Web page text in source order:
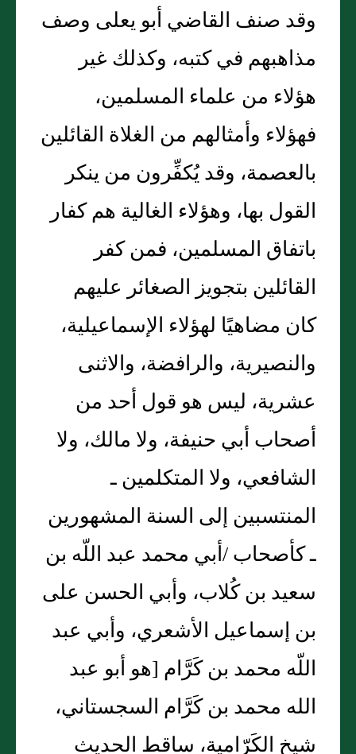
وقد صنف القاضي أبو يعلى وصف
مذاهبهم في كتبه، وكذلك غير
هؤلاء من علماء المسلمين،
فهؤلاء وأمثالهم من الغلاة القائلين
بالعصمة، وقد يُكفِّرون من ينكر
القول بها، وهؤلاء الغالية هم كفار
باتفاق المسلمين، فمن كفر
القائلين بتجويز الصغائر عليهم
كان مضاهيًا لهؤلاء الإسماعيلية،
والنصيرية، والرافضة، والاثنى
عشرية، ليس هو قول أحد من
أصحاب أبي حنيفة، ولا مالك، ولا
الشافعي، ولا المتكلمين ـ
المنتسبين إلى السنة المشهورين
ـ كأصحاب /أبي محمد عبد اللّه بن
سعيد بن كُلاب، وأبي الحسن على
بن إسماعيل الأشعري، وأبي عبد
اللّه محمد بن كَرَّام [‏هو أبو عبد
الله محمد بن كَرَّام السجستاني،
شيخ الكَرّامية، ساقط الحديث